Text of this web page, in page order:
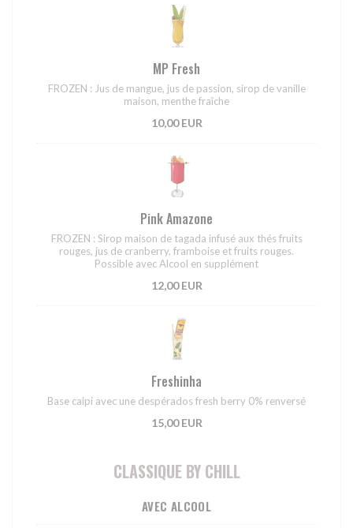
MP Fresh
FROZEN : Jus de mangue, jus de passion, sirop de vanille
maison, menthe fraîche
10,00 EUR
Pink Amazone
FROZEN : Sirop maison de tagada infusé aux thés fruits
rouges, jus de cranberry, framboise et fruits rouges.
Possible avec Alcool en supplément
12,00 EUR
Freshinha
Base caipi avec une despérados fresh berry 0% renversé
15,00 EUR
CLASSIQUE BY CHILL
AVEC ALCOOL